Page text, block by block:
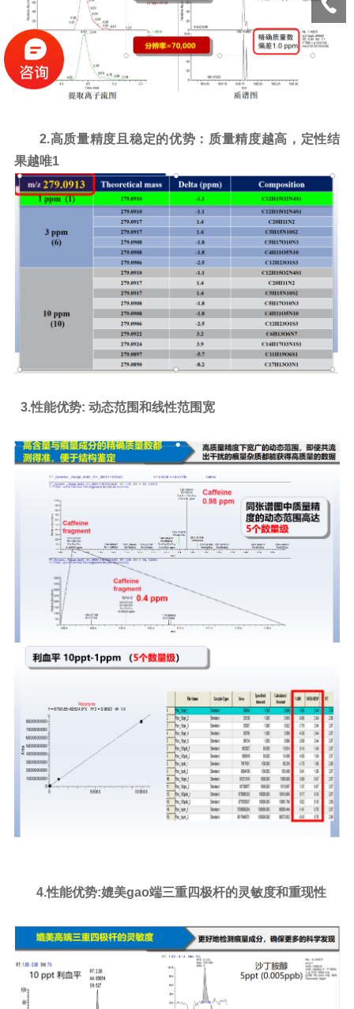
2.高质量精度且稳定的优势：质量精度越高，定性结
果越唯1
3.性能优势: 动态范围和线性范围宽
4.性能优势:媲美gao端三重四极杆的灵敏度和重现性